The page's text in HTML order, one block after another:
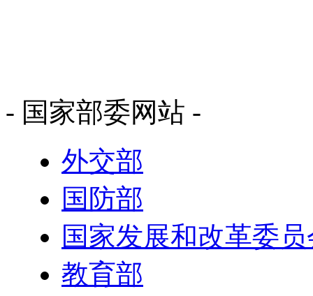
- 国家部委网站 -
外交部
国防部
国家发展和改革委
教育部